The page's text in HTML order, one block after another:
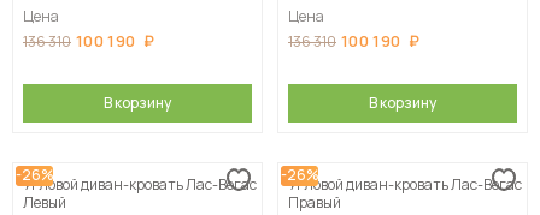
Цена
136 310 100 190
В корзину
Цена
136 310 100 190
В корзину
-26%
Угловой диван-кровать Лас-Вегас
Левый
-26%
Угловой диван-кровать Лас-Вегас
Правый